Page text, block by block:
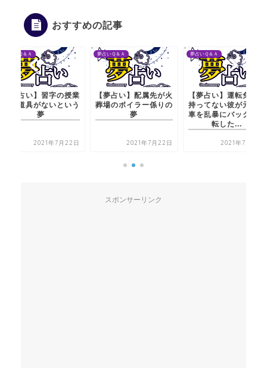
おすすめの記事
夢占いＱ＆Ａ
【夢占い】習字の授業
中に道具がないという
夢
2021年7月22日
夢占いＱ＆Ａ
【夢占い】配属先が火
葬場のボイラー係りの
夢
2021年7月22日
夢占いＱ＆Ａ
【夢占い】運転免許を
持ってない彼が元彼の
車を乱暴にバックで運
転した...
2021年7月21日
スポンサーリンク